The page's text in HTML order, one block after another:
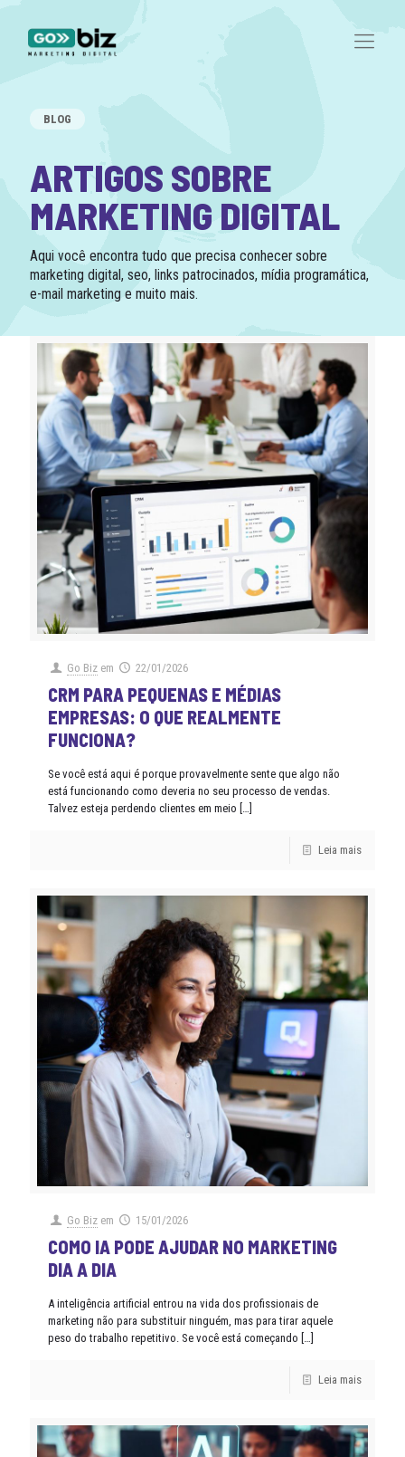
BLOG
ARTIGOS SOBRE
MARKETING DIGITAL
Aqui você encontra tudo que precisa conhecer sobre
marketing digital, seo, links patrocinados, mídia programática,
e-mail marketing e muito mais.
Go Biz em 22/01/2026
CRM PARA PEQUENAS E MÉDIAS
EMPRESAS: O QUE REALMENTE
FUNCIONA?
Se você está aqui é porque provavelmente sente que algo não
está funcionando como deveria no seu processo de vendas.
Talvez esteja perdendo clientes em meio […]
Leia mais
Go Biz em 15/01/2026
COMO IA PODE AJUDAR NO MARKETING
DIA A DIA
A inteligência artificial entrou na vida dos profissionais de
marketing não para substituir ninguém, mas para tirar aquele
peso do trabalho repetitivo. Se você está começando […]
Leia mais